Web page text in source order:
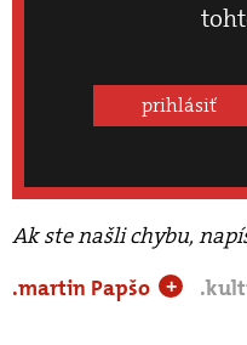
prihlásiť
Ak ste našli chybu,
.martin Papšo
+